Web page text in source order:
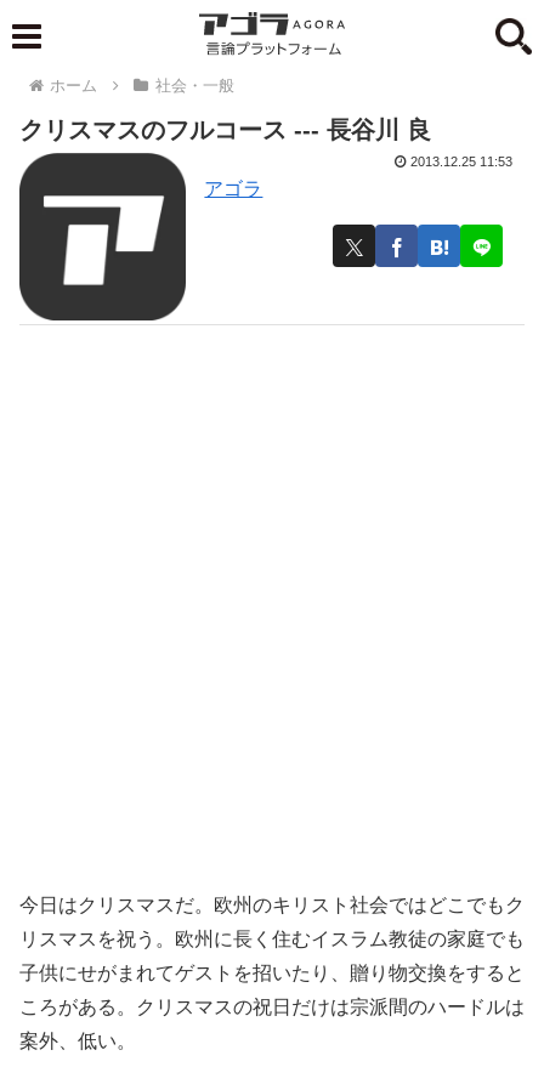
ホーム 社会・一般
クリスマスのフルコース --- 長谷川 良
アゴラ
2013.12.25 11:53
今日はクリスマスだ。欧州のキリスト社会ではどこでもク
リスマスを祝う。欧州に長く住むイスラム教徒の家庭でも
子供にせがまれてゲストを招いたり、贈り物交換をすると
ころがある。クリスマスの祝日だけは宗派間のハードルは
案外、低い。